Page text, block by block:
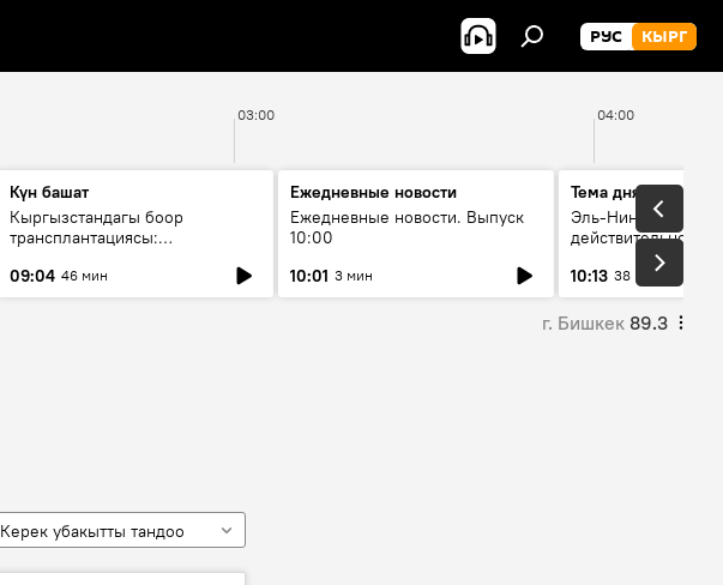
РУС КЫРГ
03:00 04:00
Күн башат
Кыргызстандагы боор
трансплантациясы:
келечеги
09:04 46 мин
Ежедневные новости
Ежедневные новости. Выпуск
10:00
10:01 3 мин
Тема дня
Эль-Ниньо, жара и
действительно
погоду в
10:13 38 мин
г. Бишкек 89.3
Керек убакытты тандоо